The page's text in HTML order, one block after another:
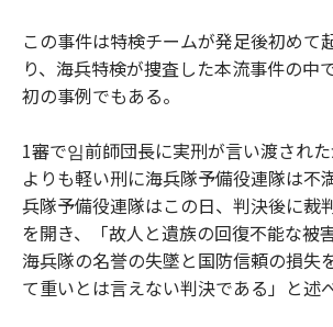
この事件は特検チームが発足後初めて
り、海兵特検が捜査した本流事件の中
初の事例でもある。
1審で임前師団長に実刑が言い渡され
よりも軽い刑に海兵隊予備役連隊は不
兵隊予備役連隊はこの日、判決後に裁
を開き、「故人と遺族の回復不能な被
海兵隊の名誉の失墜と国防信頼の損失
て重いとは言えない判決である」と述